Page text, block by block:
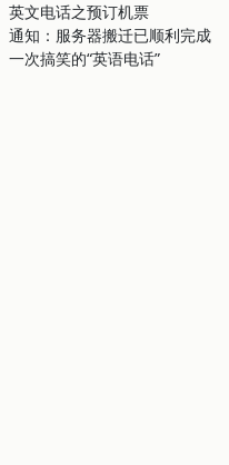
英文电话之预订机票
通知：服务器搬迁已顺利完成
一次搞笑的“英语电话”